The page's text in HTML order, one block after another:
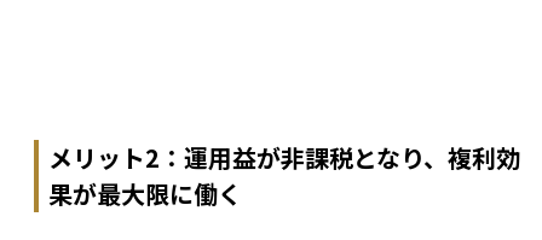
メリット2：運用益が非課税となり、複利効
果が最大限に働く